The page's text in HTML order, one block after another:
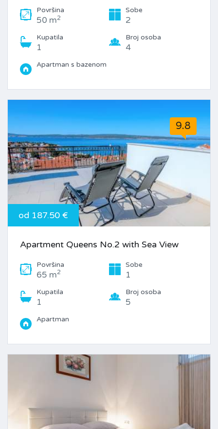
Površina
50 m2
Sobe
2
Kupatila
1
Broj osoba
4
Apartman s bazenom
9.8
od 187.50 €
Apartment Queens No.2 with Sea View
Površina
65 m2
Sobe
1
Kupatila
1
Broj osoba
5
Apartman